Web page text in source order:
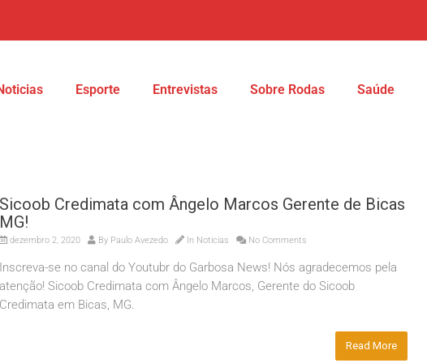
Esporte Entrevistas Sobre Rodas Saúde
Sicoob Credimata com Ângelo Marcos Gerente de Bicas
MG!
dezembro 2, 2020 By Paulo Avezedo In Noticias No Comments
Inscreva-se no canal do Youtubr do Garbosa News! Nós agradecemos pela
atenção! Sicoob Credimata com Ângelo Marcos, Gerente do Sicoob
Credimata em Bicas, MG.
Read More